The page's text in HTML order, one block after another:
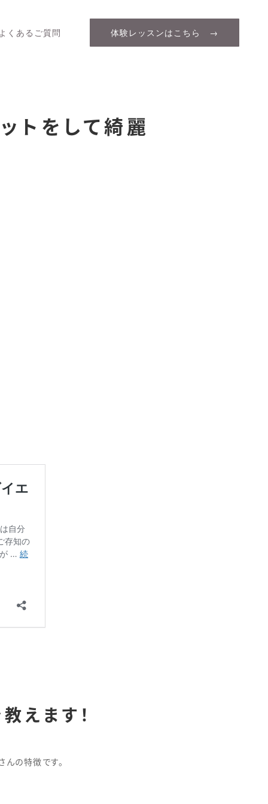
くあるご質問 体験レッスンはこちら →
トをして綺麗
えます！
んの特徴です。